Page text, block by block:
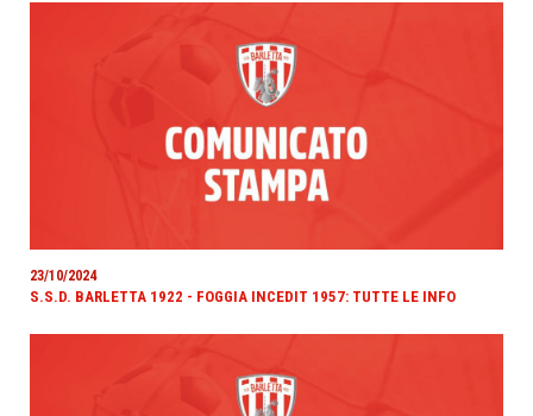
23/10/2024
S.S.D. BARLETTA 1922 - FOGGIA INCEDIT 1957: TUTTE LE INFO